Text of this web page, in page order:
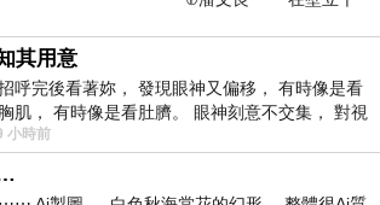
天蔽
其用意
呼完後看著妳， 發現眼神又偏移， 有時像是看
胸肌， 有時像是看肚臍。 眼神刻意不交集， 對視
線不對齊， 讓我很難不
小時前